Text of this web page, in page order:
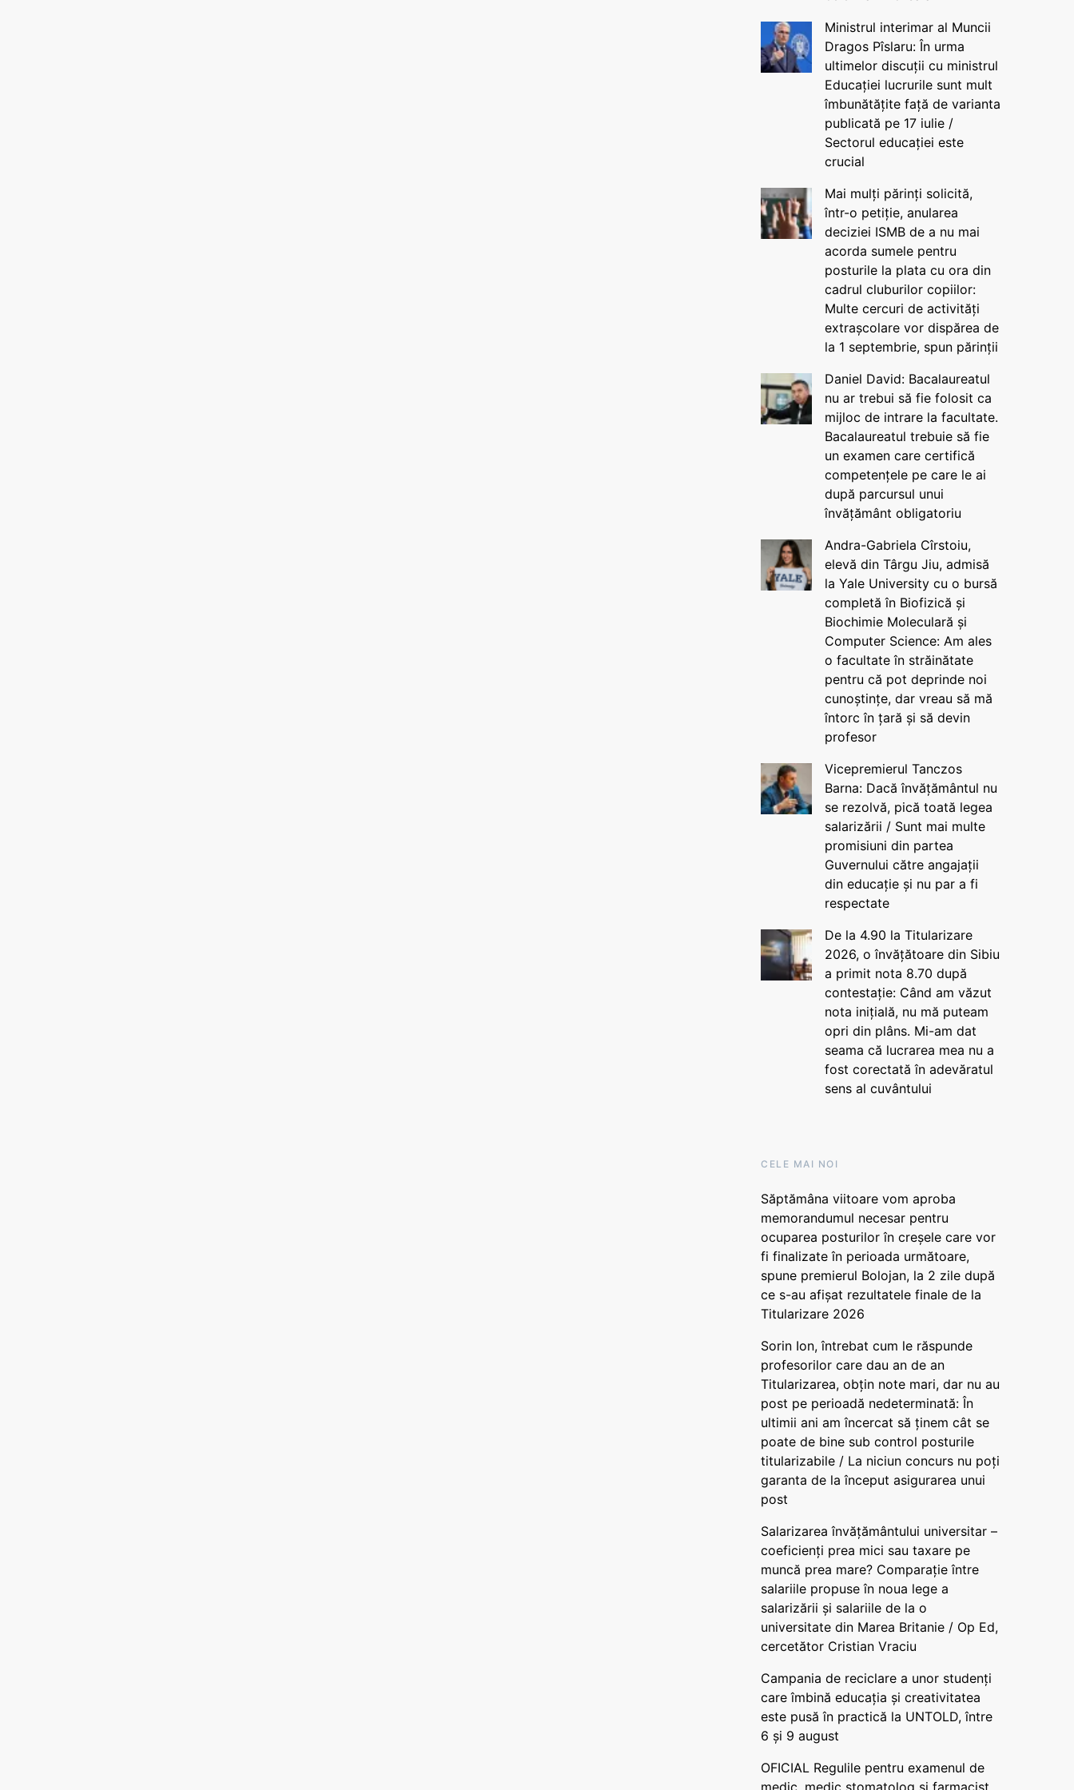
Ministrul interimar al Muncii
Dragos Pîslaru: În urma
ultimelor discuții cu ministrul
Educației lucrurile sunt mult
îmbunătățite față de varianta
publicată pe 17 iulie /
Sectorul educației este
crucial
Mai mulți părinți solicită,
într-o petiție, anularea
deciziei ISMB de a nu mai
acorda sumele pentru
posturile la plata cu ora din
cadrul cluburilor copiilor:
Multe cercuri de activități
extrașcolare vor dispărea de
la 1 septembrie, spun părinții
Daniel David: Bacalaureatul
nu ar trebui să fie folosit ca
mijloc de intrare la facultate.
Bacalaureatul trebuie să fie
un examen care certifică
competențele pe care le ai
după parcursul unui
învățământ obligatoriu
Andra-Gabriela Cîrstoiu,
elevă din Târgu Jiu, admisă
la Yale University cu o bursă
completă în Biofizică și
Biochimie Moleculară și
Computer Science: Am ales
o facultate în străinătate
pentru că pot deprinde noi
cunoștințe, dar vreau să mă
întorc în țară și să devin
profesor
Vicepremierul Tanczos
Barna: Dacă învățământul nu
se rezolvă, pică toată legea
salarizării / Sunt mai multe
promisiuni din partea
Guvernului către angajații
din educație și nu par a fi
respectate
De la 4.90 la Titularizare
2026, o învățătoare din Sibiu
a primit nota 8.70 după
contestație: Când am văzut
nota inițială, nu mă puteam
opri din plâns. Mi-am dat
seama că lucrarea mea nu a
fost corectată în adevăratul
sens al cuvântului
CELE MAI NOI
Săptămâna viitoare vom aproba
memorandumul necesar pentru
ocuparea posturilor în creșele care vor
fi finalizate în perioada următoare,
spune premierul Bolojan, la 2 zile după
ce s-au afișat rezultatele finale de la
Titularizare 2026
Sorin Ion, întrebat cum le răspunde
profesorilor care dau an de an
Titularizarea, obțin note mari, dar nu au
post pe perioadă nedeterminată: În
ultimii ani am încercat să ținem cât se
poate de bine sub control posturile
titularizabile / La niciun concurs nu poți
garanta de la început asigurarea unui
post
Salarizarea învățământului universitar –
coeficienți prea mici sau taxare pe
muncă prea mare? Comparație între
salariile propuse în noua lege a
salarizării și salariile de la o
universitate din Marea Britanie / Op Ed,
cercetător Cristian Vraciu
Campania de reciclare a unor studenți
care îmbină educația și creativitatea
este pusă în practică la UNTOLD, între
6 și 9 august
OFICIAL Regulile pentru examenul de
medic, medic stomatolog și farmacist